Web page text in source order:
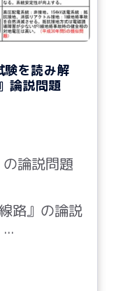
験を読み解
論説問題
の論説問題
路』の論説
...